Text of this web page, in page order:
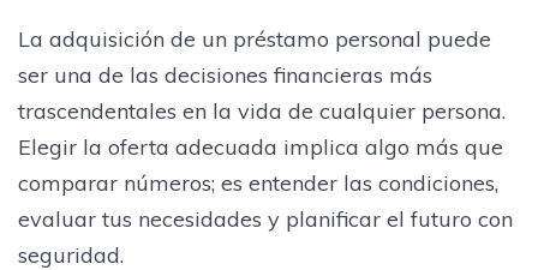
La adquisición de un préstamo personal puede
ser una de las decisiones financieras más
trascendentales en la vida de cualquier persona.
Elegir la oferta adecuada implica algo más que
comparar números; es entender las condiciones,
evaluar tus necesidades y planificar el futuro con
seguridad.